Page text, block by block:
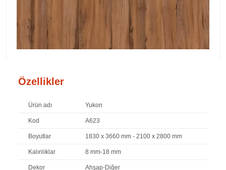
Özellikler
Ürün adı Yukon
Kod A623
Boyutlar 1830 x 3660 mm - 2100 x 2800 mm
Kalınlıklar 8 mm-18 mm
Dekor Ahşap-Diğer